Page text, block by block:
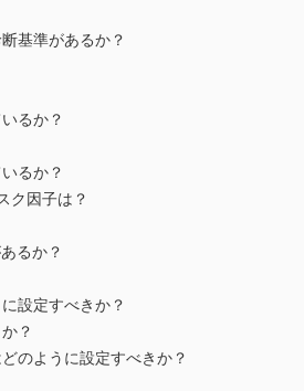
基準があるか？
るか？
るか？
ク因子は？
るか？
設定すべきか？
？
のように設定すべきか？